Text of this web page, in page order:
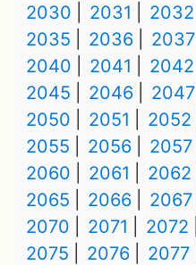
2030
2031 2032
2035
2036 2037
2040
2041 2042
2045
2046 2047
2050
2051 2052
2055
2056 2057
2060
2061 2062
2065
2066 2067
2070
2071 2072
2075
2076 2077